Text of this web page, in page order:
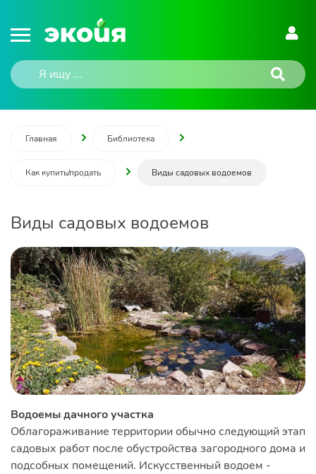
Главная Библиотека
Как купить/продать Виды садовых водоемов
Виды садовых водоемов
Водоемы дачного участка
Облагораживание территории обычно следующий этап
садовых работ после обустройства загородного дома и
подсобных помещений. Искусственный водоем -